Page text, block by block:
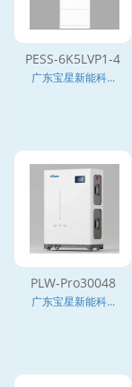
PESS-6K5LVP1-4
广东宝星新能科...
PLW-Pro30048
广东宝星新能科...